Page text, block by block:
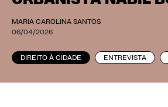
MARIA CAROLINA SANTOS
06/04/2026
DIREITO À CIDADE ENTREVISTA